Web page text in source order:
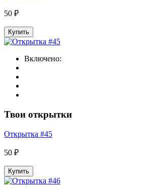
50 ₽
Купить
Включено:
Твои открытки
Открытка #45
50 ₽
Купить